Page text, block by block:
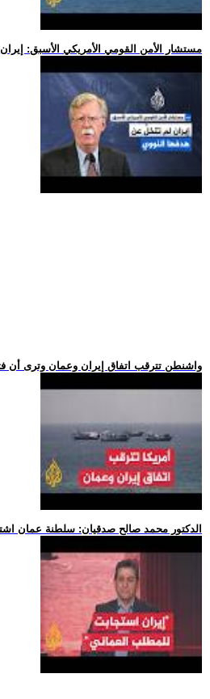
.. مستشار الأمن القومي الأمريكي الأسبق:
.. واشنطن تترقب اتفاق إيران وعمان وترى
.. الدكتور محمد صالح صدقيان: سلطنة عمان